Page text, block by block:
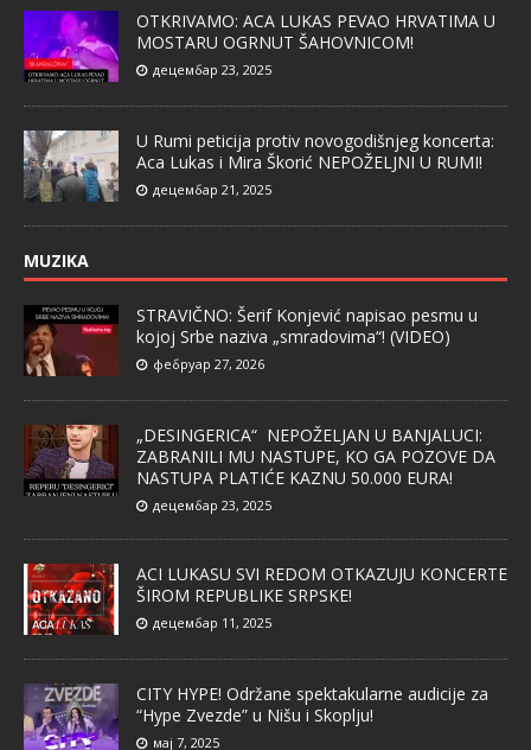
OTKRIVAMO: ACA LUKAS PEVAO HRVATIMA U
MOSTARU OGRNUT ŠAHOVNICOM!
децембар 23, 2025
U Rumi peticija protiv novogodišnjeg koncerta:
Aca Lukas i Mira Škorić NEPOŽELJNI U RUMI!
децембар 21, 2025
MUZIKA
STRAVIČNO: Šerif Konjević napisao pesmu u
kojoj Srbe naziva „smradovima“! (VIDEO)
фебруар 27, 2026
„DESINGERICA“ NEPOŽELJAN U BANJALUCI:
ZABRANILI MU NASTUPE, KO GA POZOVE DA
NASTUPA PLATIĆE KAZNU 50.000 EURA!
децембар 23, 2025
ACI LUKASU SVI REDOM OTKAZUJU KONCERTE
ŠIROM REPUBLIKE SRPSKE!
децембар 11, 2025
CITY HYPE! Održane spektakularne audicije za
“Hype Zvezde” u Nišu i Skoplju!
мај 7, 2025